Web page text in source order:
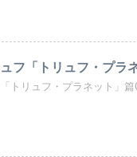
フ「トリュフ・プラ
トリュフ・プラネット」